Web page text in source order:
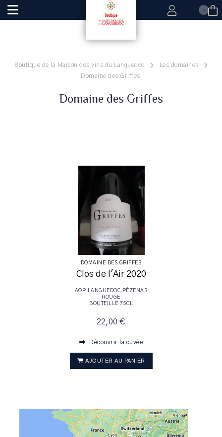
0
Boutique de la Maison des vins du Languedoc
Les domaines
Domaine des Griffes
Domaine des Griffes
DOMAINE DES GRIFFES
Clos de l'Air 2020
AOP LANGUEDOC PÉZENAS
ROUGE
BOUTEILLE 75CL
22,00 €
Découvrir la cuvée
AJOUTER AU PANIER